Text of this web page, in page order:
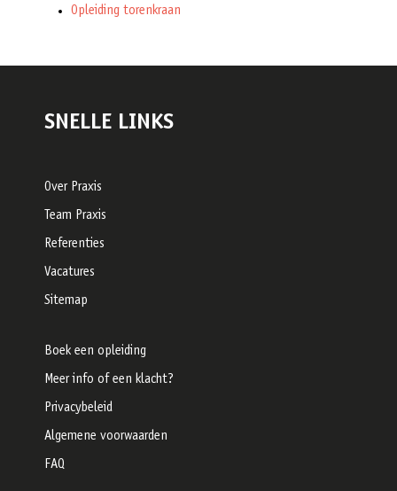
Opleiding torenkraan
SNELLE LINKS
Over Praxis
Team Praxis
Referenties
Vacatures
Sitemap
Boek een opleiding
Meer info of een klacht?
Privacybeleid
Algemene voorwaarden
FAQ